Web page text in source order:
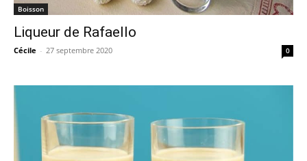
Boisson
Liqueur de Rafaello
Cécile - 27 septembre 2020 0